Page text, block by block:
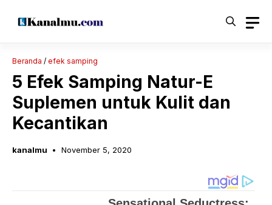
Beranda / efek samping
5 Efek Samping Natur-E
Suplemen untuk Kulit dan
Kecantikan
kanalmu November 5, 2020